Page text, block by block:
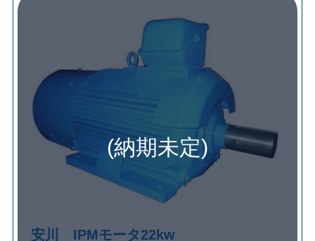
安川 IPMモータ22kw
(納期未定)